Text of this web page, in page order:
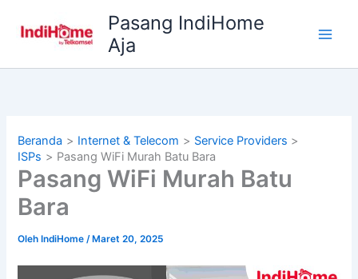
Pasang IndiHome
Aja
Beranda Internet & Telecom
Service Providers
ISPs
Pasang WiFi Murah Batu Bara
Pasang WiFi Murah Batu
Bara
Oleh IndiHome/ Maret 20, 2025